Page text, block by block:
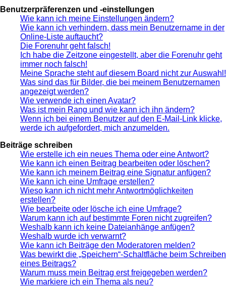
Benutzerpräferenzen und -einstellungen
Wie kann ich meine Einstellungen ändern?
Wie kann ich verhindern, dass mein Benutzername in der
Online-Liste auftaucht?
Die Forenuhr geht falsch!
Ich habe die Zeitzone eingestellt, aber die Forenuhr geht
immer noch falsch!
Meine Sprache steht auf diesem Board nicht zur Auswahl!
Was sind das für Bilder, die bei meinem Benutzernamen
angezeigt werden?
Wie verwende ich einen Avatar?
Was ist mein Rang und wie kann ich ihn ändern?
Wenn ich bei einem Benutzer auf den E-Mail-Link klicke,
werde ich aufgefordert, mich anzumelden.
Beiträge schreiben
Wie erstelle ich ein neues Thema oder eine Antwort?
Wie kann ich einen Beitrag bearbeiten oder löschen?
Wie kann ich meinem Beitrag eine Signatur anfügen?
Wie kann ich eine Umfrage erstellen?
Wieso kann ich nicht mehr Antwortmöglichkeiten
erstellen?
Wie bearbeite oder lösche ich eine Umfrage?
Warum kann ich auf bestimmte Foren nicht zugreifen?
Weshalb kann ich keine Dateianhänge anfügen?
Weshalb wurde ich verwarnt?
Wie kann ich Beiträge den Moderatoren melden?
Was bewirkt die „Speichern“-Schaltfläche beim Schreiben
eines Beitrags?
Warum muss mein Beitrag erst freigegeben werden?
Wie markiere ich ein Thema als neu?